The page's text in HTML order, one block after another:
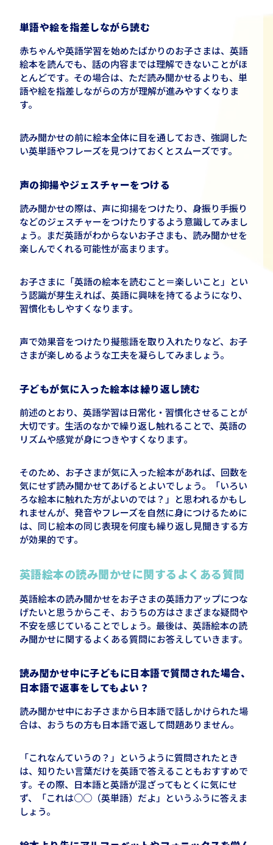
単語や絵を指差しながら読む
赤ちゃんや英語学習を始めたばかりのお子さまは、英語
絵本を読んでも、話の内容までは理解できないことがほ
とんどです。その場合は、ただ読み聞かせるよりも、単
語や絵を指差しながらの方が理解が進みやすくなりま
す。
読み聞かせの前に絵本全体に目を通しておき、強調した
い英単語やフレーズを見つけておくとスムーズです。
声の抑揚やジェスチャーをつける
読み聞かせの際は、声に抑揚をつけたり、身振り手振り
などのジェスチャーをつけたりするよう意識してみまし
ょう。まだ英語がわからないお子さまも、読み聞かせを
楽しんでくれる可能性が高まります。
お子さまに「英語の絵本を読むこと＝楽しいこと」とい
う認識が芽生えれば、英語に興味を持てるようになり、
習慣化もしやすくなります。
声で効果音をつけたり擬態語を取り入れたりなど、お子
さまが楽しめるような工夫を凝らしてみましょう。
子どもが気に入った絵本は繰り返し読む
前述のとおり、英語学習は日常化・習慣化させることが
大切です。生活のなかで繰り返し触れることで、英語の
リズムや感覚が身につきやすくなります。
そのため、お子さまが気に入った絵本があれば、回数を
気にせず読み聞かせてあげるとよいでしょう。「いろい
ろな絵本に触れた方がよいのでは？」と思われるかもし
れませんが、発音やフレーズを自然に身につけるために
は、同じ絵本の同じ表現を何度も繰り返し見聞きする方
が効果的です。
英語絵本の読み聞かせに関するよくある質問
英語絵本の読み聞かせをお子さまの英語力アップにつな
げたいと思うからこそ、おうちの方はさまざまな疑問や
不安を感じていることでしょう。最後は、英語絵本の読
み聞かせに関するよくある質問にお答えしていきます。
読み聞かせ中に子どもに日本語で質問された場合、
日本語で返事をしてもよい？
読み聞かせ中にお子さまから日本語で話しかけられた場
合は、おうちの方も日本語で返して問題ありません。
「これなんていうの？」というように質問されたとき
は、知りたい言葉だけを英語で答えることもおすすめで
す。その際、日本語と英語が混ざってもとくに気にせ
ず、「これは○○（英単語）だよ」というふうに答えま
しょう。